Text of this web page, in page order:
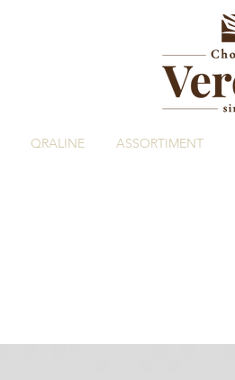
QRALINE ASSORTIMENT